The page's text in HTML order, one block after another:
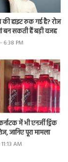
हाइट रुक गई है? रोज
बन सकती हैं बड़ी वजह
6:38 PM
में भी एनर्जी ड्रिंक
जानिए पूरा मामला
AM